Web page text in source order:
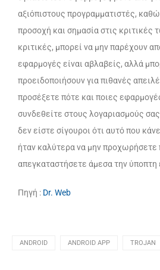
αξιόπιστους προγραμματιστές,
προσοχή και σημασία στις
κριτικές, μπορεί να μην παρέχουν
εφαρμογές είναι αβλαβείς, αλλά
προειδοποιήσουν για πιθανές
προσέξετε πότε και ποιες
συνδεθείτε στους λογαριασμούς
δεν είστε σίγουροι ότι αυτό που
ήταν καλύτερα να μην προχωρήσετε
απεγκαταστήσετε άμεσα την
Πηγή : Dr. Web
ANDROID ANDROID APP TROJAN